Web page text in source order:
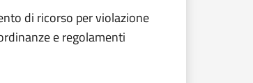
di ricorso per violazione
e regolamenti